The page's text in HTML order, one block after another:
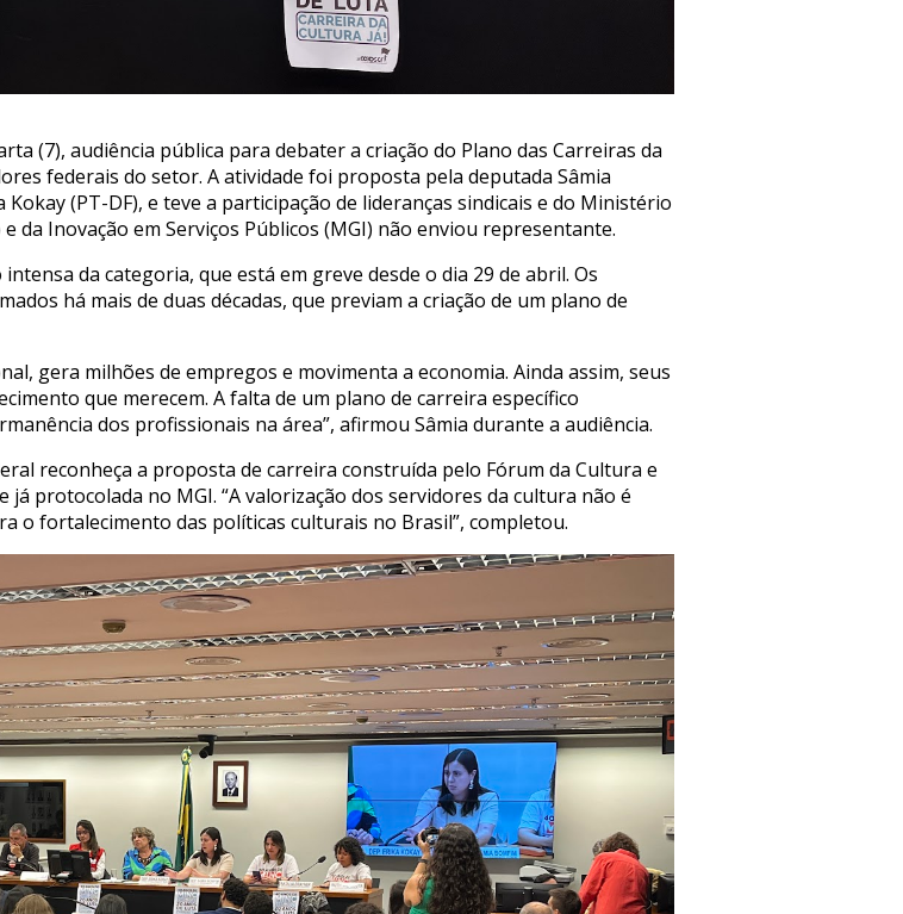
(7), audiência pública para debater a criação do Plano das Carreiras da
federais do setor. A atividade foi proposta pela deputada Sâmia
(PT-DF), e teve a participação de lideranças sindicais e do Ministério
da Inovação em Serviços Públicos (MGI) não enviou representante.
da categoria, que está em greve desde o dia 29 de abril. Os
há mais de duas décadas, que previam a criação de um plano de
gera milhões de empregos e movimenta a economia. Ainda assim, seus
que merecem. A falta de um plano de carreira específico
dos profissionais na área”, afirmou Sâmia durante a audiência.
reconheça a proposta de carreira construída pelo Fórum da Cultura e
protocolada no MGI. “A valorização dos servidores da cultura não é
o fortalecimento das políticas culturais no Brasil”, completou.